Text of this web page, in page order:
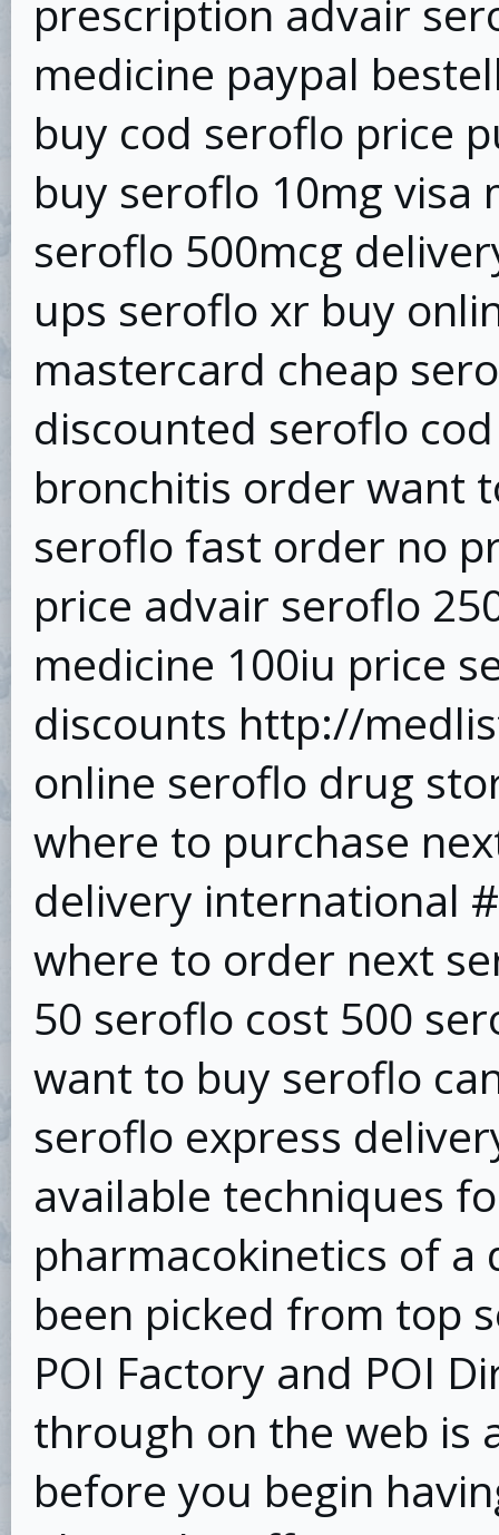
prescription advair
medicine paypal
buy cod seroflo price
buy seroflo 10mg
seroflo 500mcg
ups seroflo xr buy
mastercard cheap
discounted seroflo
bronchitis order want
seroflo fast order no
price advair seroflo
medicine 100iu price
discounts http://
online seroflo drug
where to purchase
delivery international
where to order next
50 seroflo cost 500
want to buy seroflo
seroflo express
available techniques
pharmacokinetics of a
been picked from top
POI Factory and POI
through on the web is
before you begin